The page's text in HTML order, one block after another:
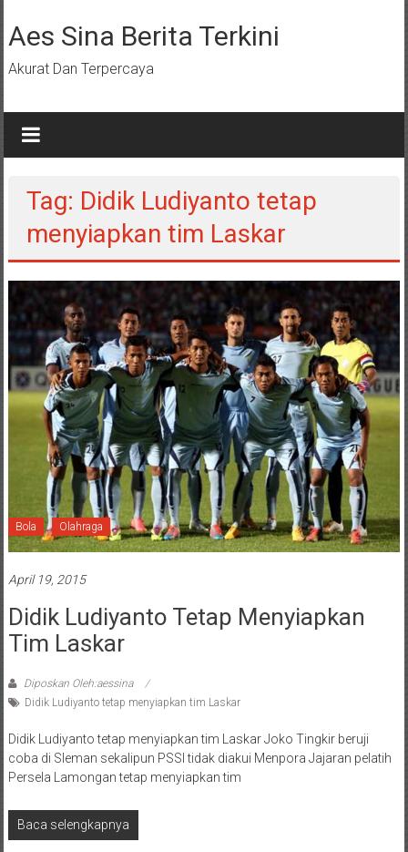
ke
konten
Aes Sina Berita Terkini
Akurat Dan Terpercaya
Tag: Didik Ludiyanto tetap
menyiapkan tim Laskar
Bola Olahraga
April 19, 2015
Didik Ludiyanto Tetap Menyiapkan
Tim Laskar
Diposkan Oleh:aessina
Didik Ludiyanto tetap menyiapkan tim Laskar
Didik Ludiyanto tetap menyiapkan tim Laskar Joko Tingkir beruji
coba di Sleman sekalipun PSSI tidak diakui Menpora Jajaran pelatih
Persela Lamongan tetap menyiapkan tim
Baca selengkapnya